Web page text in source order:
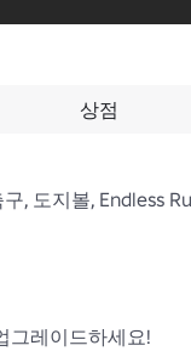
상점
, 도지볼, Endless
그레이드하세요!